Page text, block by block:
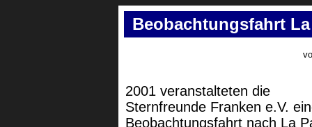
Beobachtungsfahrt
2001 veranstalteten die
Sternfreunde Franken e.V.
Beobachtungsfahrt nach La